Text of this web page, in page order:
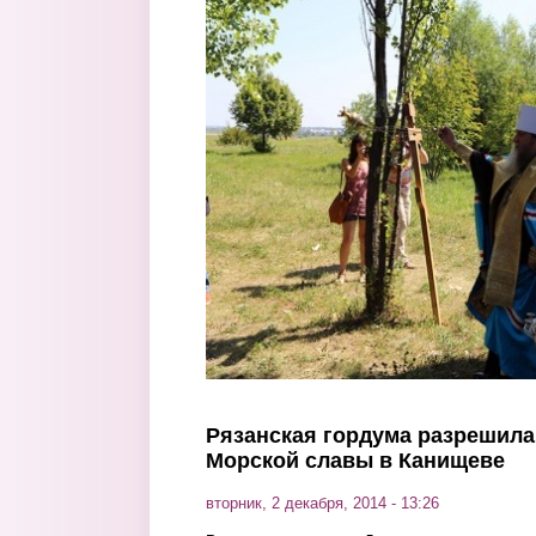
Перейти к основному содержанию
Рязанская гордума
Морской славы в Канищеве
вторник, 2 декабря, 2014 - 13:26